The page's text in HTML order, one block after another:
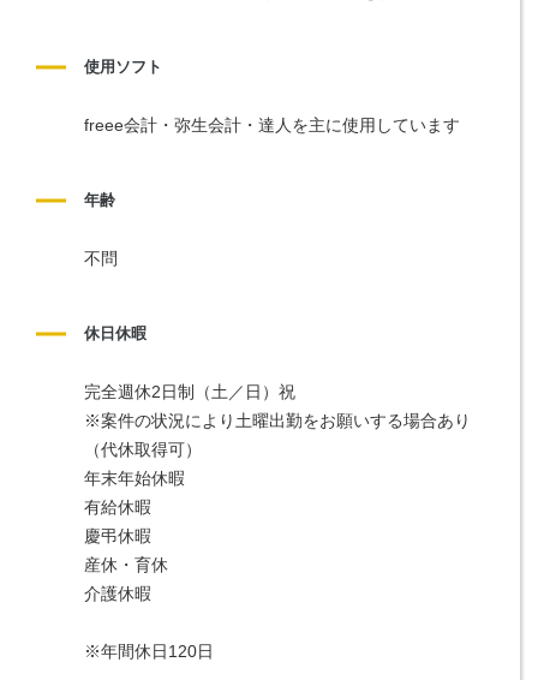
使用ソフト
freee会計・弥生会計・達人を主に使用しています
年齢
不問
休日休暇
完全週休2日制（土／日）祝
※案件の状況により土曜出勤をお願いする場合あり
（代休取得可）
年末年始休暇
有給休暇
慶弔休暇
産休・育休
介護休暇
※年間休日120日